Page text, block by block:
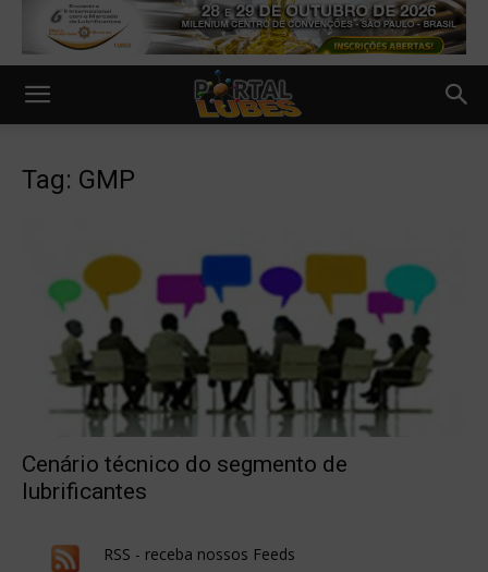
Tag: GMP
Cenário técnico do segmento de
lubrificantes
RSS - receba nossos Feeds